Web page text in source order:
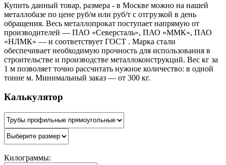
Купить данный товар, размера - в Москве можно на нашей
металлобазе по цене руб/м или руб/т с отгрузкой в день
обращения. Весь металлопрокат поступает напрямую от
производителей — ПАО «Северсталь», ПАО «ММК», ПАО
«НЛМК» — и соответствует ГОСТ . Марка стали
обеспечивает необходимую прочность для использования в
строительстве и производстве металлоконструкций. Вес кг за
1 м позволяет точно рассчитать нужное количество: в одной
тонне м. Минимальный заказ — от 300 кг.
Калькулятор
Килограммы: